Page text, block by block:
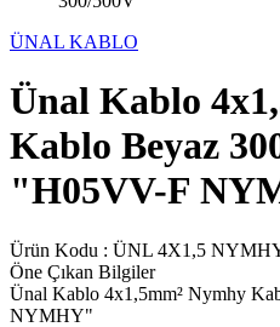
ÜNAL KABLO
Ünal Kablo
Kablo Beyaz
"H05VV-F
Ürün Kodu : ÜNL 4X1,5
Öne Çıkan Bilgiler
Ünal Kablo 4x1,5mm² Nymhy
NYMHY"